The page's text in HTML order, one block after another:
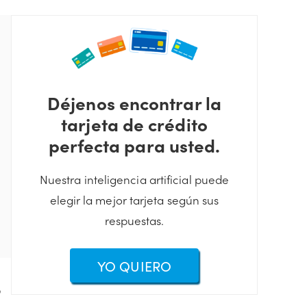
Déjenos encontrar la
tarjeta de crédito
perfecta para usted.
Nuestra inteligencia artificial puede
elegir la mejor tarjeta según sus
respuestas.
YO QUIERO